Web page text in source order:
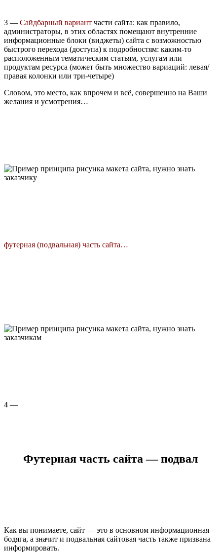
3 — Сайдбарный вариант части сайта: как правило,
администраторы, в этих областях помещают внутренние
информационные блоки (виджеты) сайта с возможностью
быстрого перехода (доступа) к подробностям: каким-то
расположенным тематическим статьям, услугам или
продуктам ресурса (может быть множество вариаций: левая/
правая колонки или три-четыре)
Словом, это место, как впрочем и всё, совершенно на Ваши
желания и усмотрения…
футерная (подвальная) часть сайта…
4 —
Футерная часть сайта — подвал
Как вы понимаете, сайт — это в основном информационная
бодяга, а значит и подвальная сайтовая часть также призвана
информировать.